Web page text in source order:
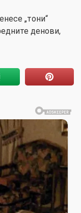
„тони“
денови,